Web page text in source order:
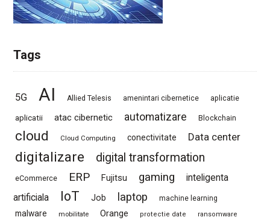
Tags
5G AI Allied Telesis amenintari cibernetice aplicatie
aplicatii atac cibernetic automatizare Blockchain
cloud Cloud Computing conectivitate Data center
digitalizare digital transformation
eCommerce ERP Fujitsu gaming
inteligenta
artificiala
IoT Job laptop machine learning
malware mobilitate Orange protectie date ransomware